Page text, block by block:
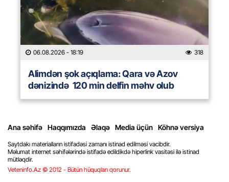
06.08.2026 - 18:19 318
Alimdən şok açıqlama: Qara və Azov
dənizində 120 min delfin məhv olub
Ana səhifə Haqqımızda Əlaqə Media üçün Köhnə versiya
Saytdakı materialların istifadəsi zamanı istinad edilməsi vacibdir.
Məlumat internet səhifələrində istifadə edildikdə hiperlink vasitəsi ilə istinad
mütləqdir.
Veteninfo.Az © 2012 - Bütün hüquqları qorunur.